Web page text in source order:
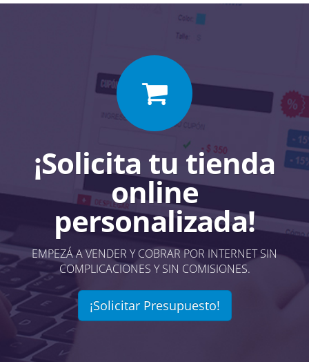
¡Solicita tu tienda
online
personalizada!
EMPEZÁ A VENDER Y COBRAR POR INTERNET SIN
COMPLICACIONES Y SIN COMISIONES.
¡Solicitar Presupuesto!